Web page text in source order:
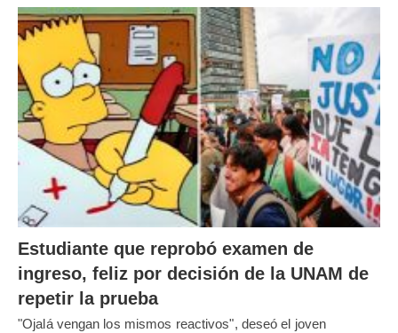
Estudiante que reprobó examen de
ingreso, feliz por decisión de la UNAM de
repetir la prueba
"Ojalá vengan los mismos reactivos", deseó el joven